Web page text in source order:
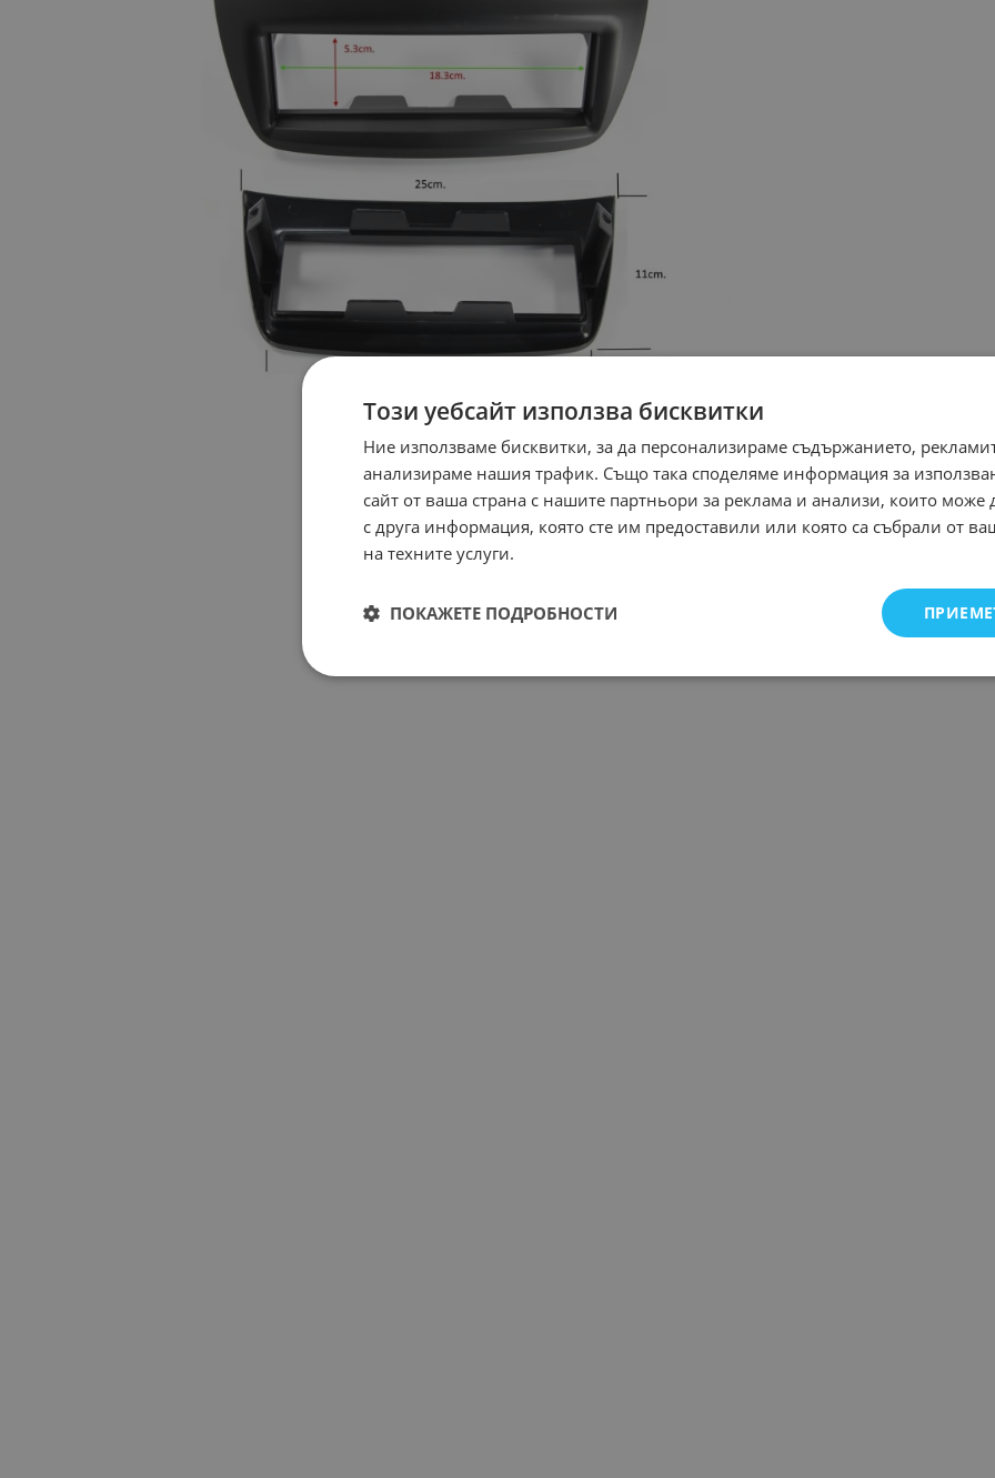
Този уебсайт използва бисквитки
Ние използваме бисквитки, за да персонализираме съдържанието,
анализираме нашия трафик. Също така споделяме информация за
сайт от ваша страна с нашите партньори за реклама и анализи, които може
с друга информация, която сте им предоставили или която са събрали от
на техните услуги.
ПОКАЖЕТЕ ПОДРОБНОСТИ